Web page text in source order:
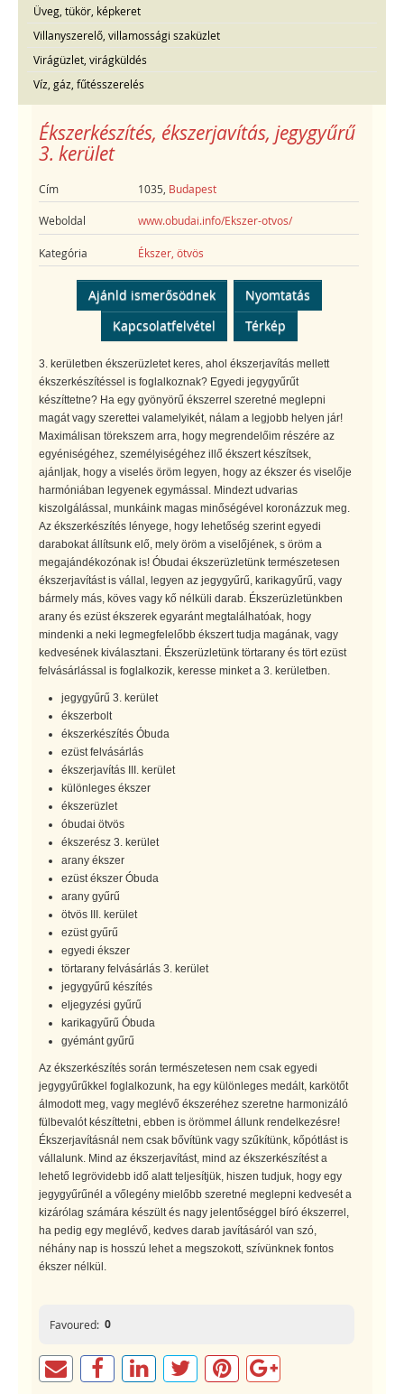
Üveg, tükör, képkeret
Villanyszerelő, villamossági szaküzlet
Virágüzlet, virágküldés
Víz, gáz, fűtésszerelés
Ékszerkészítés, ékszerjavítás, jegygyűrű
3. kerület
Cím 1035, Budapest
Weboldal www.obudai.info/Ekszer-otvos/
Kategória Ékszer, ötvös
Ajánld ismerősödnek
Nyomtatás
Kapcsolatfelvétel
Térkép
3. kerületben ékszerüzletet keres, ahol ékszerjavítás mellett
ékszerkészítéssel is foglalkoznak? Egyedi jegygyűrűt
készíttetne? Ha egy gyönyörű ékszerrel szeretné meglepni
magát vagy szerettei valamelyikét, nálam a legjobb helyen jár!
Maximálisan törekszem arra, hogy megrendelőim részére az
egyéniségéhez, személyiségéhez illő ékszert készítsek,
ajánljak, hogy a viselés öröm legyen, hogy az ékszer és viselője
harmóniában legyenek egymással. Mindezt udvarias
kiszolgálással, munkáink magas minőségével koronázzuk meg.
Az ékszerkészítés lényege, hogy lehetőség szerint egyedi
darabokat állítsunk elő, mely öröm a viselőjének, s öröm a
megajándékozónak is! Óbudai ékszerüzletünk természetesen
ékszerjavítást is vállal, legyen az jegygyűrű, karikagyűrű, vagy
bármely más, köves vagy kő nélküli darab. Ékszerüzletünkben
arany és ezüst ékszerek egyaránt megtalálhatóak, hogy
mindenki a neki legmegfelelőbb ékszert tudja magának, vagy
kedvesének kiválasztani. Ékszerüzletünk törtarany és tört ezüst
felvásárlással is foglalkozik, keresse minket a 3. kerületben.
jegygyűrű 3. kerület
ékszerbolt
ékszerkészítés Óbuda
ezüst felvásárlás
ékszerjavítás III. kerület
különleges ékszer
ékszerüzlet
óbudai ötvös
ékszerész 3. kerület
arany ékszer
ezüst ékszer Óbuda
arany gyűrű
ötvös III. kerület
ezüst gyűrű
egyedi ékszer
törtarany felvásárlás 3. kerület
jegygyűrű készítés
eljegyzési gyűrű
karikagyűrű Óbuda
gyémánt gyűrű
Az ékszerkészítés során természetesen nem csak egyedi
jegygyűrűkkel foglalkozunk, ha egy különleges medált, karkötőt
álmodott meg, vagy meglévő ékszeréhez szeretne harmonizáló
fülbevalót készíttetni, ebben is örömmel állunk rendelkezésre!
Ékszerjavításnál nem csak bővítünk vagy szűkítünk, kőpótlást is
vállalunk. Mind az ékszerjavítást, mind az ékszerkészítést a
lehető legrövidebb idő alatt teljesítjük, hiszen tudjuk, hogy egy
jegygyűrűnél a vőlegény mielőbb szeretné meglepni kedvesét a
kizárólag számára készült és nagy jelentőséggel bíró ékszerrel,
ha pedig egy meglévő, kedves darab javításáról van szó,
néhány nap is hosszú lehet a megszokott, szívünknek fontos
ékszer nélkül.
Favoured: 0